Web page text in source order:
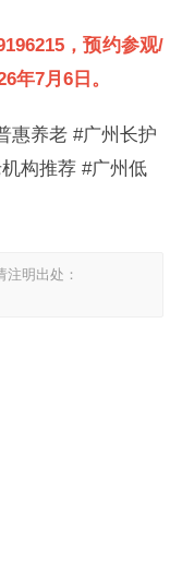
，预约参观/
年7月6日。
惠养老 #广州长护
构推荐 #广州低
明出处：